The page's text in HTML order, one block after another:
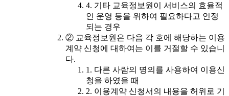
4. 기타 교육정보원이 서비스의 효율적
인 운영 등을 위하여 필요하다고 인정
되는 경우
② 교육정보원은 다음 각 호에 해당하는 이용
계약 신청에 대하여는 이를 거절할 수 있습니
다.
1. 다른 사람의 명의를 사용하여 이용신
청을 하였을 때
2. 이용계약 신청서의 내용을 허위로 기